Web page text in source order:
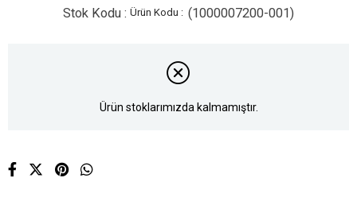
Stok Kodu (1000007200-001)
Ürün stoklarımızda kalmamıştır.